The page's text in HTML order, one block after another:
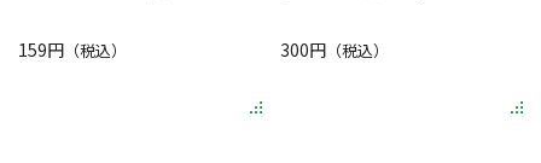
159円 （税込） 300円（税込）